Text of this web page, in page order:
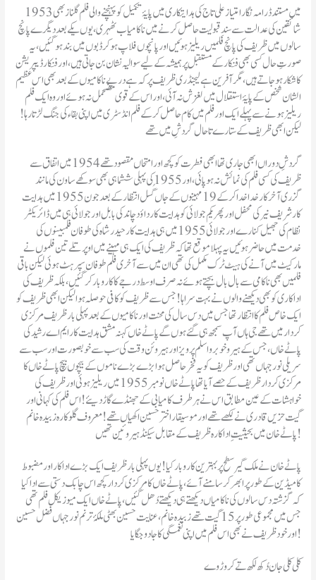
1953میں مستند ڈرامہ نگار امتیاز علی تاج کی ہدایتکاری میں پایۂ تکمیل کو پہنچنے والی فلم گلناز بھی
شائقین کی عدالت سے سندِ قبولیت حاصل کرنے میں ناکامیاب ٹھہری ، یوں یکے بعد دیگرے پانچ
سالوں میں ظریف کی پانچ فلمیں ریلیز ہوئیں اور پانچوں فلاپ ہو کر ڈبوں میں بند ہو گئیں ، یہ
صورتِ حال کسی بھی فنکار کے مستقبل پر ہمیشہ کے لیے سوالیہ نشان بن جاتی ہیں ،اور فنکار ڈیپریشن
کا شکار ہو جاتے ہیں ،مگر آفرین ہے لیجنڈری ظریف پر کہ ہے درپے ناکامیوں کے بعد بھی اس عظیم
الشان شخص کے پایۂ استقلال میں لغزش نہ آئی، اور اس کے قوی مضحمل نہ ہوئے اور وہ ایک فلم
ریلیز ہونے سے پہلے ایک اور فلم میں کام حاصل کر کے فلم انڈسٹری میں اپنی بقاء کی جنگ لڑتا رہا!
لیکن ابھی ظریف کے ستارے تاحال گردشِ میں تھے
گردشِ دوراں ابھی جاری تھا ابھی فطرت کو کچھ اور امتحاں مقصود تھے 1954 میں اتفاق سے
ظریف کی کسی فلم کی نمائش نہ ہو پائی ، اور 1955 کی پہلی ششماہی بھی سوکھے ساون کی مانند
گزری آخر کار خدا خدا کر کے 19 مہینوں کے جاں گُسل انتظار کے بعد جون 1955 میں ہدایت
کار شریف نیر کی محفل اور پھر یکم جولائی کو ہدایت کار داؤد چاند کی بابل اور جولائی ہی میں ڈائریکٹر
نظام کی جھیل کنارے اور جولائی 1955 میں ہی ہدایت کار حیدر شاہ کی طوفان فلمبینوں کی
خدمت میں حاضر ہوئیں یہ پہلا موقع تھا کہ ظریف کی ایک ہی مہینے میں اوپر تلے تین فلموں نے
مارکیٹ میں آنے کی ہیٹ ٹرک مکمل کی تھی ان میں سے آخری فلم طوفان سپر ہٹ ہوئی لیکن باقی
فلمیں بھی ناکامی سے بال بال بچتے ہوئے نہ صرف اوسط درجے کا کاروبار کر گئیں ، بلکہ ظریف کی
اداکاری کو بھی دیکھنے والوں نے بہت سراہا ! جس سے ظریف کو کافی حوصلہ ہوا لیکن ابھی ظریف کو
ایک خاص فلم کا انتظار تھا جس میں دس سال کی محنت اور ناکامیوں کے بعد پہلی بار ظریف مرکزی
کردار میں تھے جی ہاں آپ سمجھ ہی گئے ہوں گے پاٹے خاں کہنہ مشق ہدایت کار ایم اے رشید کی
پاٹے خاں ،جس کے ہیرو خوبرو اسلم پرویز اور ہیروئن وقت کی سب سے خوبصورت اور سب سے
سریلی نورجہاں تھی اور ظریف کو یہ فخر حاصل ہوا بڑے بڑے ناموں کے بیچوں بیچ پاٹے خاں کا
مرکزی کردار ظریف کے حصے آیا تھا پاٹے خاں نومبر 1955 میں ریلیز ہوئی اور ظریف کی
خواہشات کے عین مطابق اس نے ہر طرف کامیابی کے جھنڈے گاڑ دیئے ! اس فلم کی کہانی اور
گیت حزیں قادری نے لکھے تھے اور موسیقار اختر حسین اکھیاں تھے ! معروف گلوکارہ زبیدہ خانم
پاٹے خان میں بحیثیتِ اداکارہ ظریف کےمقابل سیکنڈ ہیروئین تھیں !
پاٹے خان نے ملک گیر سطح پر بہترین کاروبار کیا ! یوں پہلی بار ظریف ایک بڑے اداکار اور مضبوط
کامیڈین کے طور پر ابھر کر سامنے آئے ، پاٹے خاں کا مرکزی کردار کچھ اس چابک دستی سے ادا کیا
کہ گزشتہ دس سالوں کی ناکامیاں دیکھتے ہی دیکھتے دُھل گئیں ، پاٹے خاں ایک میوزیکل فلم تھی
جس میں مجموعی طور پر 15 گیت تھے زبیدہ خانم ، عنایت حسین بھٹی ملکۂ ترنم نور جہاں فضل حسین
اور خود ظریف نے بھی اس فلم میں اپنی نغمگی کا جادو جگایا!
کلی کلی جان دُکھ لکھ تے کروڑ وے